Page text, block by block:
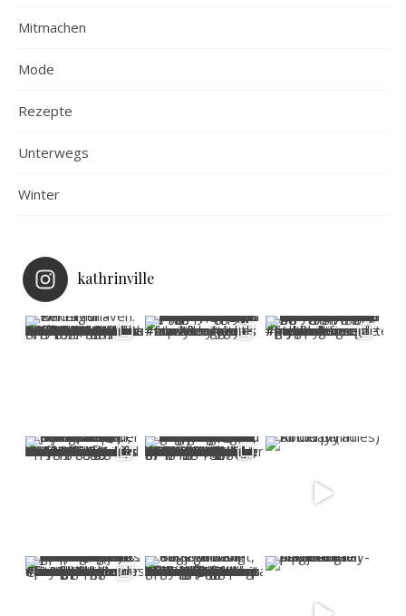
Mitmachen
Mode
Rezepte
Unterwegs
Winter
kathrinville